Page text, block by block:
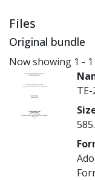
Files
Original bundle
Now showing 1 -